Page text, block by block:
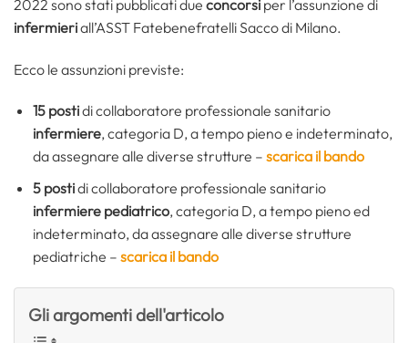
2022 sono stati pubblicati due concorsi per l’assunzione di
infermieriall’ASST Fatebenefratelli Sacco di Milano.
Ecco le assunzioni previste:
15 postidi collaboratore professionale sanitario
infermiere, categoria D, a tempo pieno e indeterminato,
da assegnare alle diverse strutture – scarica il bando
5 postidi collaboratore professionale sanitario
infermiere pediatrico, categoria D, a tempo pieno ed
indeterminato, da assegnare alle diverse strutture
pediatriche – scarica il bando
Gli argomenti dell'articolo